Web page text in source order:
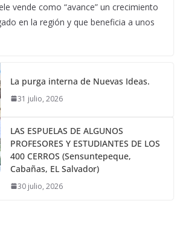
vende como “avance” un crecimiento
en la región y que beneficia a unos
La purga interna de Nuevas Ideas.
31 julio, 2026
LAS ESPUELAS DE ALGUNOS
PROFESORES Y ESTUDIANTES DE LOS
400 CERROS (Sensuntepeque,
Cabañas, EL Salvador)
30 julio, 2026